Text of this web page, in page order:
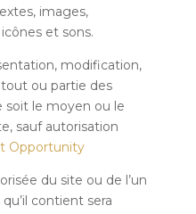
images,
et sons.
modification,
ou partie des
soit le moyen ou le
sauf autorisation
Opportunity
du site ou de l’un
contient sera